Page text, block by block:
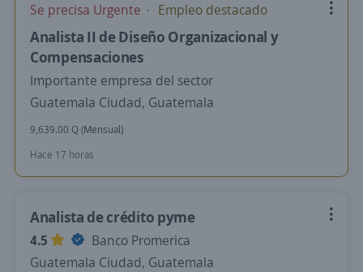
Se precisa Urgente Empleo destacado
Analista II de Diseño Organizacional y
Compensaciones
Importante empresa del sector
Guatemala Ciudad, Guatemala
9,639.00 Q (Mensual)
Hace 17 horas
Analista de crédito pyme
4.5
Banco Promerica
Guatemala Ciudad, Guatemala